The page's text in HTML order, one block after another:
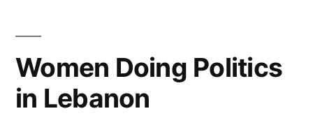
Women Doing Politics
in Lebanon